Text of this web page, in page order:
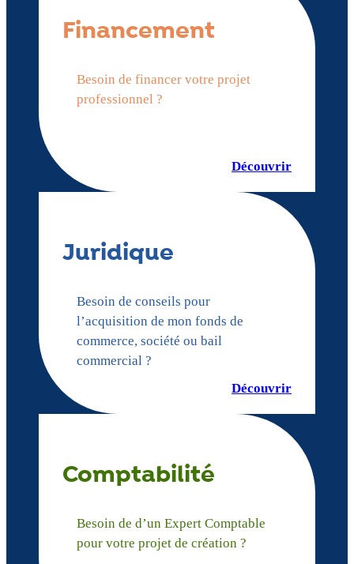
Financement
Besoin de financer votre projet
professionnel ?
Découvrir
Juridique
Besoin de conseils pour
l’acquisition de mon fonds de
commerce, société ou bail
commercial ?
Découvrir
Comptabilité
Besoin de d’un Expert Comptable
pour votre projet de création ?